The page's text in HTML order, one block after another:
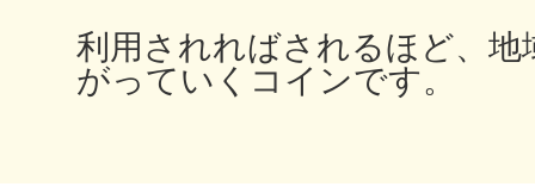
利用されればされるほど、地
がっていくコインです。
高知市